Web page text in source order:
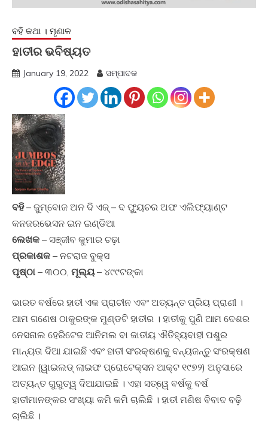
ବହି କଥା । ମୃଣାଳ
ହାତୀର ଭବିଷ୍ୟତ
January 19, 2022 ସମ୍ପାଦକ
ବହି– ଜୁମ୍ବୋଜ ଅନ ଦି ଏଜ୍‍ – ଦ ଫ୍ୟୁଚର ଅଫ ଏଲିଫ୍ୟାଣ୍ଟ
କନଜରଭେସନ ଇନ ଇଣ୍ଡିଆ
ଲେଖକ – ସଞ୍ଜୀବ କୁମାର ଚଢ଼ା
ପ୍ରକାଶକ – ନଟରାଜ ବୁକ୍‍ସ
ପୃଷ୍ଠା – ୩୦୦, ମୂଲ୍ୟ– ୪୯୯ଟଙ୍କା
ଭାରତ ବର୍ଷରେ ହାତୀ ଏକ ପ୍ରାଚୀନ ଏବଂ ଅତ୍ୟନ୍ତ ପ୍ରିୟ ପ୍ରାଣୀ ।
ଆମ ଗଣେଷ ଠାକୁରଙ୍କ ମୁଣ୍ଡଟି ହାତୀର । ହାତୀକୁ ପୁଣି ଆମ ଦେଶର
ନେସନାଲ ହେରିଟେଜ ଆନିମଲ ବା ଜାତୀୟ ଐତିହ୍ୟବାହୀ ପଶୁର
ମାନ୍ୟତା ଦିଆ ଯାଇଛି ଏବଂ ହାତୀ ସଂରକ୍ଷଣକୁ ବନ୍ୟଜନ୍ତୁ ସଂରକ୍ଷଣ
ଆଇନ (ୱାଇଲଡ୍‍ ଲାଇଫ ପ୍ରୋଟେକ୍‍ସନ ଆକ୍ଟ ୧୯୭୨) ଅନୁସାରେ
ଅତ୍ୟନ୍ତ ଗୁରୁତ୍ୱ ଦିଆଯାଇଛି । ଏହା ସତ୍ୱେ ବର୍ଷକୁ ବର୍ଷ
ହାତୀମାନଙ୍କର ସଂଖ୍ୟା କମି କମି ଚାଲିଛି । ହାତୀ ମଣିଷ ବିବାଦ ବଢ଼ି
ଚାଲିଛି ।